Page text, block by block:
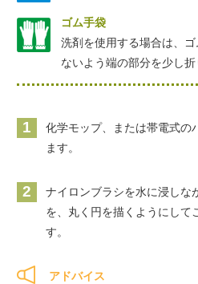
ゴム手袋
洗剤を使用する場合は、
ないよう端の部分を少し折
1
化学モップ、または帯電式の
ます。
2
ナイロンブラシを水に浸しな
を、丸く円を描くようにして
す。
アドバイス